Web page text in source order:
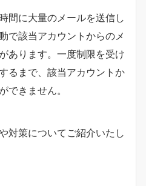
間に大量のメールを送信し
で該当アカウントからのメ
あります。一度制限を受け
るまで、該当アカウントか
できません。
対策についてご紹介いたし